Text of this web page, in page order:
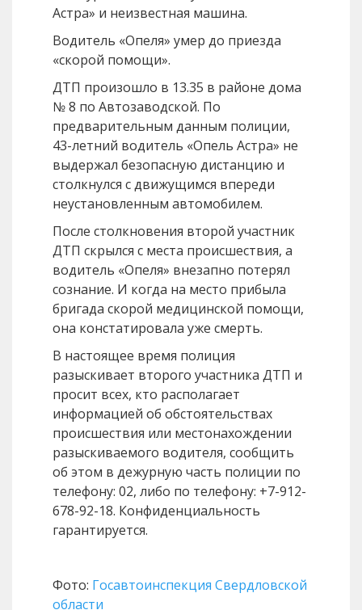
Астра» и неизвестная машина.
Водитель «Опеля» умер до приезда
«скорой помощи».
ДТП произошло в 13.35 в районе дома
№ 8 по Автозаводской. По
предварительным данным полиции,
43-летний водитель «Опель Астра» не
выдержал безопасную дистанцию и
столкнулся с движущимся впереди
неустановленным автомобилем.
После столкновения второй участник
ДТП скрылся с места происшествия, а
водитель «Опеля» внезапно потерял
сознание. И когда на место прибыла
бригада скорой медицинской помощи,
она констатировала уже смерть.
В настоящее время полиция
разыскивает второго участника ДТП и
просит всех, кто располагает
информацией об обстоятельствах
происшествия или местонахождении
разыскиваемого водителя, сообщить
об этом в дежурную часть полиции по
телефону: 02, либо по телефону: +7-912-
678-92-18. Конфиденциальность
гарантируется.
Фото: Госавтоинспекция Свердловской
области